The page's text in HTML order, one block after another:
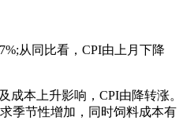
从同比看，CPI由上月下降
本上升影响，CPI由降转涨。
季节性增加，同时饲料成本有